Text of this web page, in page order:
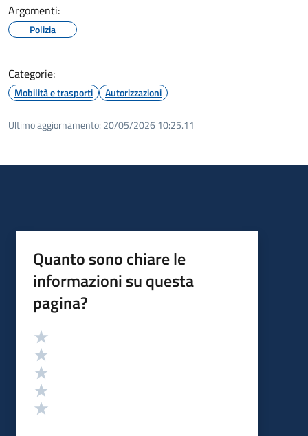
Argomenti:
Polizia
Categorie:
Mobilità e trasporti Autorizzazioni
Ultimo aggiornamento: 20/05/2026 10:25.11
Quanto sono chiare le
informazioni su questa
pagina?
Valutazione